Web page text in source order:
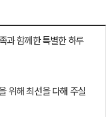
과 함께한 특별한 하루
위해 최선을 다해 주실